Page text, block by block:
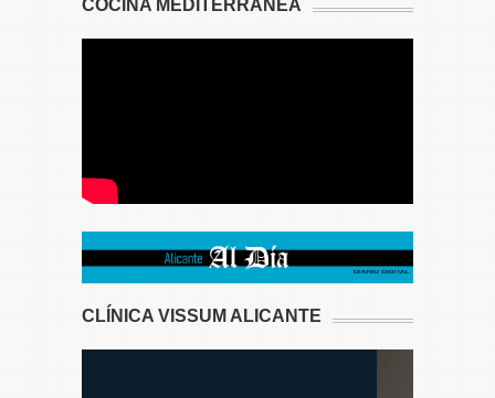
COCINA MEDITERRÁNEA
CLÍNICA VISSUM ALICANTE